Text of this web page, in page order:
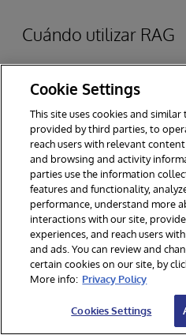
Cuándo utilizar RAG
Cookie Settings
This site uses cookies and
provided by third parties, to
reach users with relevant
and browsing and activity
parties use the information
features and functionality,
performance, understand more
interactions with our site,
experiences, and reach users
and ads. You can review and
certain cookies on our site, by
More info: Privacy Policy
Cookies Settings